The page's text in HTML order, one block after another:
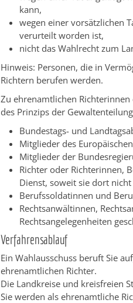
kann,
wegen einer vorsätzlichen
verurteilt worden ist,
nicht das Wahlrecht zum
Hinweis: Personen, die in
Richtern berufen werden.
Zu ehrenamtlichen
des Prinzips der
Bundestags- und Landtag
Mitglieder des
Mitglieder der
Richter oder Richterinnen,
Dienst, soweit sie dort
Berufssoldatinnen und
Rechtsanwältinnen,
Rechtsangelegenheiten
Verfahrensablauf
Ein Wahlausschuss beruft Sie
ehrenamtlichen Richter.
Die Landkreise und kreisfreien
Sie werden als ehrenamtliche